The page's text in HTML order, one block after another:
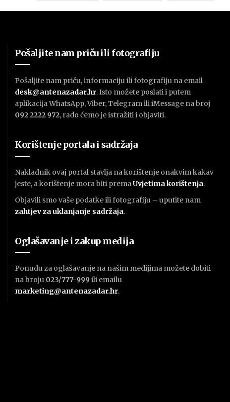
Pošaljite nam priču ili fotografiju
Pošaljite nam priču, informaciju ili fotografiju na email
desk@antenazadar.hr. Isto možete poslati i putem
aplikacija WhatsApp, Viber, Telegram ili iMessage na broj
092 2222 972, rado ćemo je istražiti i objaviti.
Korištenje portala i sadržaja
Nakladnik ovaj portal stavlja na korištenje onakvim kakav
jeste, a korištenje mora biti premaUvjetima korištenja.
Objavili smo vaše podatke ili fotografiju – uputite nam
zahtjev za uklanjanje sadržaja.
Oglašavanje i zakup medija
Ponudu za oglašavanje na našim medijima možete dobiti
na broju 023/777-999 ili emailu
marketing@antenazadar.hr.